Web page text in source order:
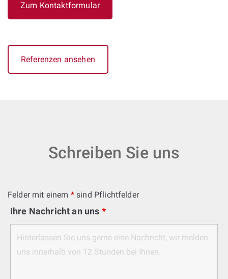
Zum Kontaktformular
Referenzen ansehen
Schreiben Sie uns
Felder mit einem *sind Pflichtfelder
Ihre Nachricht an uns *